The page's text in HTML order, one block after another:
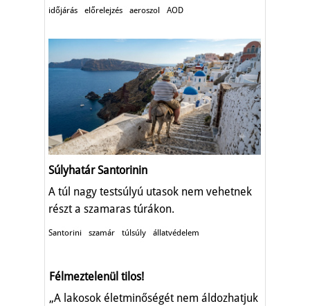
időjárás előrelejzés aeroszol AOD
Súlyhatár Santorinin
A túl nagy testsúlyú utasok nem vehetnek
részt a szamaras túrákon.
Santorini szamár túlsúly állatvédelem
Félmeztelenül tilos!
„A lakosok életminőségét nem áldozhatjuk